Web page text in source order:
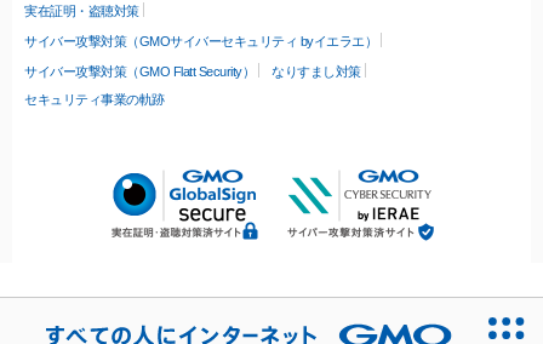
実在証明・盗聴対策
サイバー攻撃対策（GMOサイバーセキュリティ byイエラエ）
サイバー攻撃対策（GMO Flatt Security）
なりすまし対策
セキュリティ事業の軌跡